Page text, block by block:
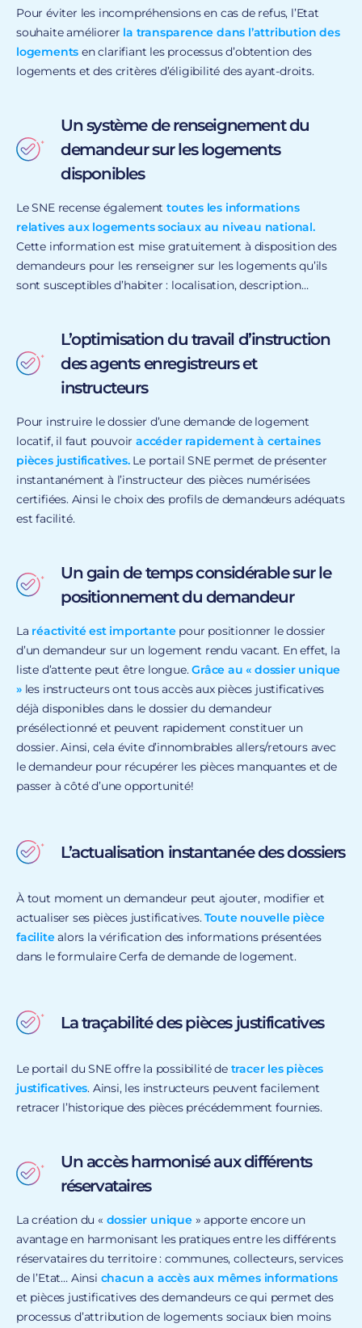
Pour éviter les incompréhensions en cas de refus, l’Etat
souhaite améliorer la transparence dans l’attribution des
logements en clarifiant les processus d’obtention des
logements et des critères d’éligibilité des ayant-droits.
Un système de renseignement du
demandeur sur les logements
disponibles
Le SNE recense également toutes les informations
relatives aux logements sociaux au niveau national.
Cette information est mise gratuitement à disposition des
demandeurs pour les renseigner sur les logements qu’ils
sont susceptibles d’habiter : localisation, description…
L’optimisation du travail d’instruction
des agents enregistreurs et
instructeurs
Pour instruire le dossier d’une demande de logement
locatif, il faut pouvoiraccéder rapidement à certaines
pièces justificatives.Le portail SNE permet de présenter
instantanément à l’instructeur des pièces numérisées
certifiées. Ainsi le choix des profils de demandeurs adéquats
est facilité.
Un gain de temps considérable sur le
positionnement du demandeur
La réactivité est importantepour positionner le dossier
d’un demandeur sur un logement rendu vacant. En effet, la
liste d’attente peut être longue.Grâce au « dossier unique
»les instructeurs ont tous accès aux pièces justificatives
déjà disponibles dans le dossier du demandeur
présélectionné et peuvent rapidement constituer un
dossier. Ainsi, cela évite d’innombrables allers/retours avec
le demandeur pour récupérer les pièces manquantes et de
passer à côté d’une opportunité!
L’actualisation instantanée des dossiers
À tout moment un demandeur peut ajouter, modifier et
actualiser ses pièces justificatives.Toute nouvelle pièce
facilitealors la vérification des informations présentées
dans le formulaire Cerfa de demande de logement.
La traçabilité des pièces justificatives
Le portail du SNE offre la possibilité detracer les pièces
justificatives. Ainsi, les instructeurs peuvent facilement
retracer l’historique des pièces précédemment fournies.
Un accès harmonisé aux différents
réservataires
La création du « dossier unique» apporte encore un
avantage en harmonisant les pratiques entre les différents
réservataires du territoire : communes, collecteurs, services
de l’Etat… Ainsi chacun a accès aux mêmes informations
et pièces justificatives des demandeurs ce qui permet des
processus d’attribution de logements sociaux bien moins